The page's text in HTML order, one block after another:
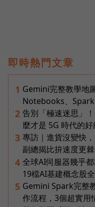
即時熱門文章
1 Gemini完整教學地
Notebooks、
2 告別「極速迷思」
麼才是 5G 時代的好
3 專訪｜進貨沒變快
副總揭比拚速度更
4 全球AI伺服器幾乎
19檔AI基建概念股
5 Gemini Spark完整
作流程，3個超實用